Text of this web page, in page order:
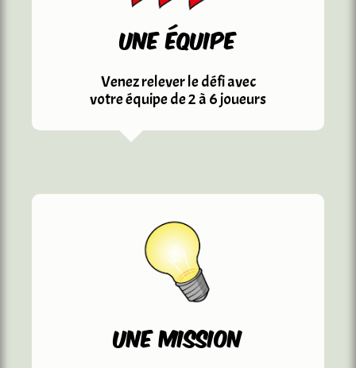
Une équipe
Venez relever le défi avec
votre équipe de 2 à 6 joueurs
Une mission